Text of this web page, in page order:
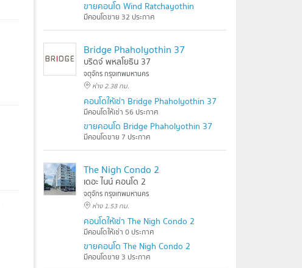
ขายคอนโด Wind Ratchayothin
มีคอนโดขาย 32 ประกาศ
Bridge Phaholyothin 37
บริดจ์ พหลโยธิน 37
จตุจักร กรุงเทพมหานคร
ห่าง 2.38 กม.
คอนโดให้เช่า Bridge Phaholyothin 37
มีคอนโดให้เช่า 56 ประกาศ
ขายคอนโด Bridge Phaholyothin 37
มีคอนโดขาย 7 ประกาศ
The Nigh Condo 2
เดอะ ไนน์ คอนโด 2
จตุจักร กรุงเทพมหานคร
ห่าง 1.53 กม.
คอนโดให้เช่า The Nigh Condo 2
มีคอนโดให้เช่า 0 ประกาศ
ขายคอนโด The Nigh Condo 2
มีคอนโดขาย 3 ประกาศ